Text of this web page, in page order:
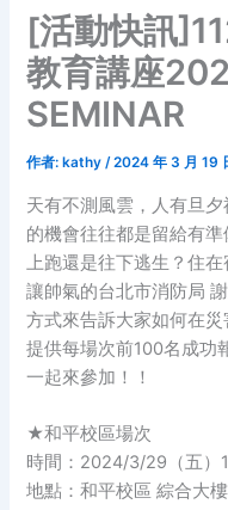
[活動快訊
教育講座
SEMINAR
作者: kathy/2024 年 3 月 19
天有不測風雲，人有旦
的機會往往都是留給有
上跑還是往下逃生？住在
讓帥氣的台北市消防局
方式來告訴大家如何在
提供每場次前100名成功
一起來參加！！
★和平校區場次
時間：2024/3/29（五）
地點：和平校區 綜合大